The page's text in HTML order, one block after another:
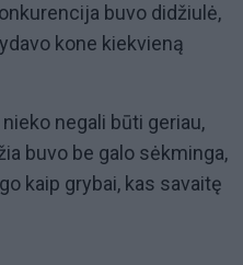
buvo didžiulė,
kone kiekvieną
negali būti geriau,
buvo be galo sėkminga,
kaip grybai, kas savaitę